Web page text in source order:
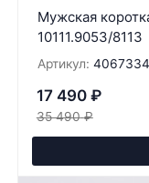
Мужская
10111.9053/8113
Артикул:
17 490 ₽
35 490 ₽